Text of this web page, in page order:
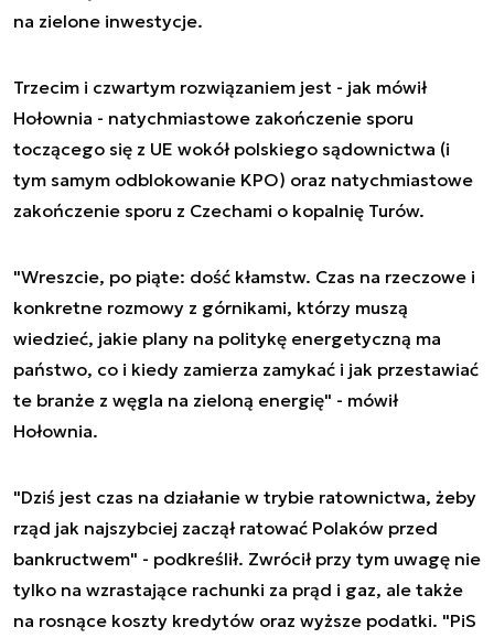
na zielone inwestycje.
Trzecim i czwartym rozwiązaniem jest - jak mówił
Hołownia - natychmiastowe zakończenie sporu
toczącego się z UE wokół polskiego sądownictwa (i
tym samym odblokowanie KPO) oraz natychmiastowe
zakończenie sporu z Czechami o kopalnię Turów.
"Wreszcie, po piąte: dość kłamstw. Czas na rzeczowe i
konkretne rozmowy z górnikami, którzy muszą
wiedzieć, jakie plany na politykę energetyczną ma
państwo, co i kiedy zamierza zamykać i jak przestawiać
te branże z węgla na zieloną energię" - mówił
Hołownia.
"Dziś jest czas na działanie w trybie ratownictwa, żeby
rząd jak najszybciej zaczął ratować Polaków przed
bankructwem" - podkreślił. Zwrócił przy tym uwagę nie
tylko na wzrastające rachunki za prąd i gaz, ale także
na rosnące koszty kredytów oraz wyższe podatki. "PiS